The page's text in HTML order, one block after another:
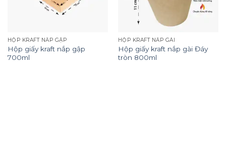
HỘP KRAFT NẮP GẬP
Hộp giấy kraft nắp gập
700ml
HỘP KRAFT NẮP GÀI
Hộp giấy kraft nắp gài Đáy
tròn 800ml